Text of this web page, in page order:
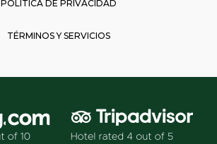
POLÍTICA DE PRIVACIDAD
TÉRMINOS Y SERVICIOS